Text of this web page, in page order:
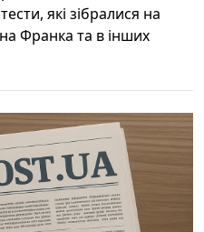
які зібралися на
Франка та в інших